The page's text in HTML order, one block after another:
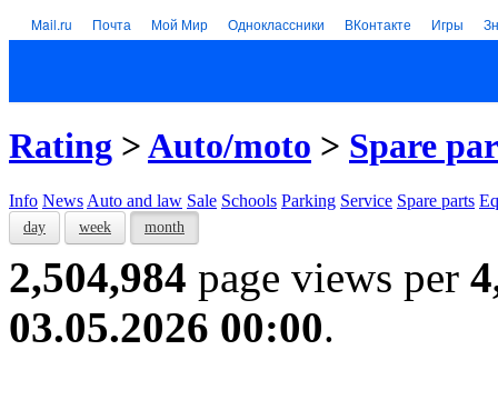
Mail.ru Почта Мой Мир Одноклассники ВКонтакте Игры
Rating >Auto/moto > Spare
Info News Auto and law Sale Schools Parking Service Spare parts
day week month
2,504,984 page views per
03.05.2026 00:00.